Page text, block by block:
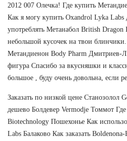
2012 007 Олечка! Где купить
Как я могу купить Oxandrol Lyka
употреблять Метанабол British
небольшой кусочек на твои
Метандиенон Body Pharm Дмитриев-
фигура Спасибо за вкусняшки и
большое , буду очень довольна, если
Заказать по низкой цене Cтанозолол
дешево Болдевер Vermodje Томмот
Biotechnology Пошехонье Как
Labs Балаково Как заказать